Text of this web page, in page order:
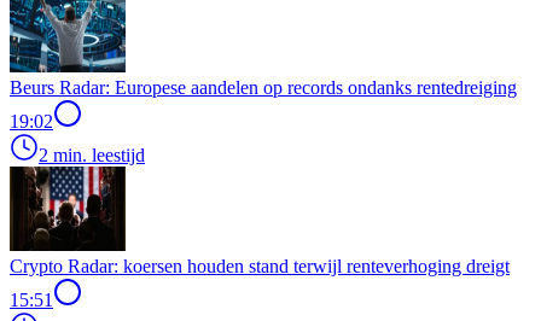
Beurs Radar: Europese aandelen op records ondanks rentedreiging
19:02
2 min. leestijd
Crypto Radar: koersen houden stand terwijl renteverhoging dreigt
15:51